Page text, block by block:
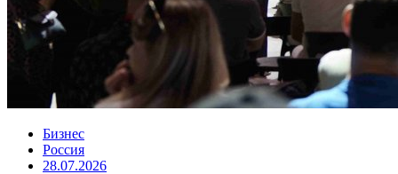
Бизнес
Россия
28.07.2026